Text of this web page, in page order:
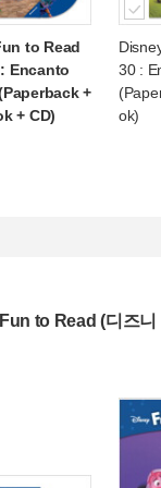
to Read
Encanto
+
+ CD)
30 :
ok)
to Read (디즈니